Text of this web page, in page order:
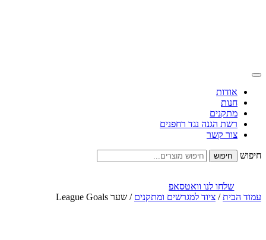
אודות
חנות
מתקנים
רשת הגנה נגד רחפנים
צור קשר
חיפוש
שלחו לנו וואטסאפ
עמוד הבית/ ציוד למגרשים ומתקנים / שער League Goals